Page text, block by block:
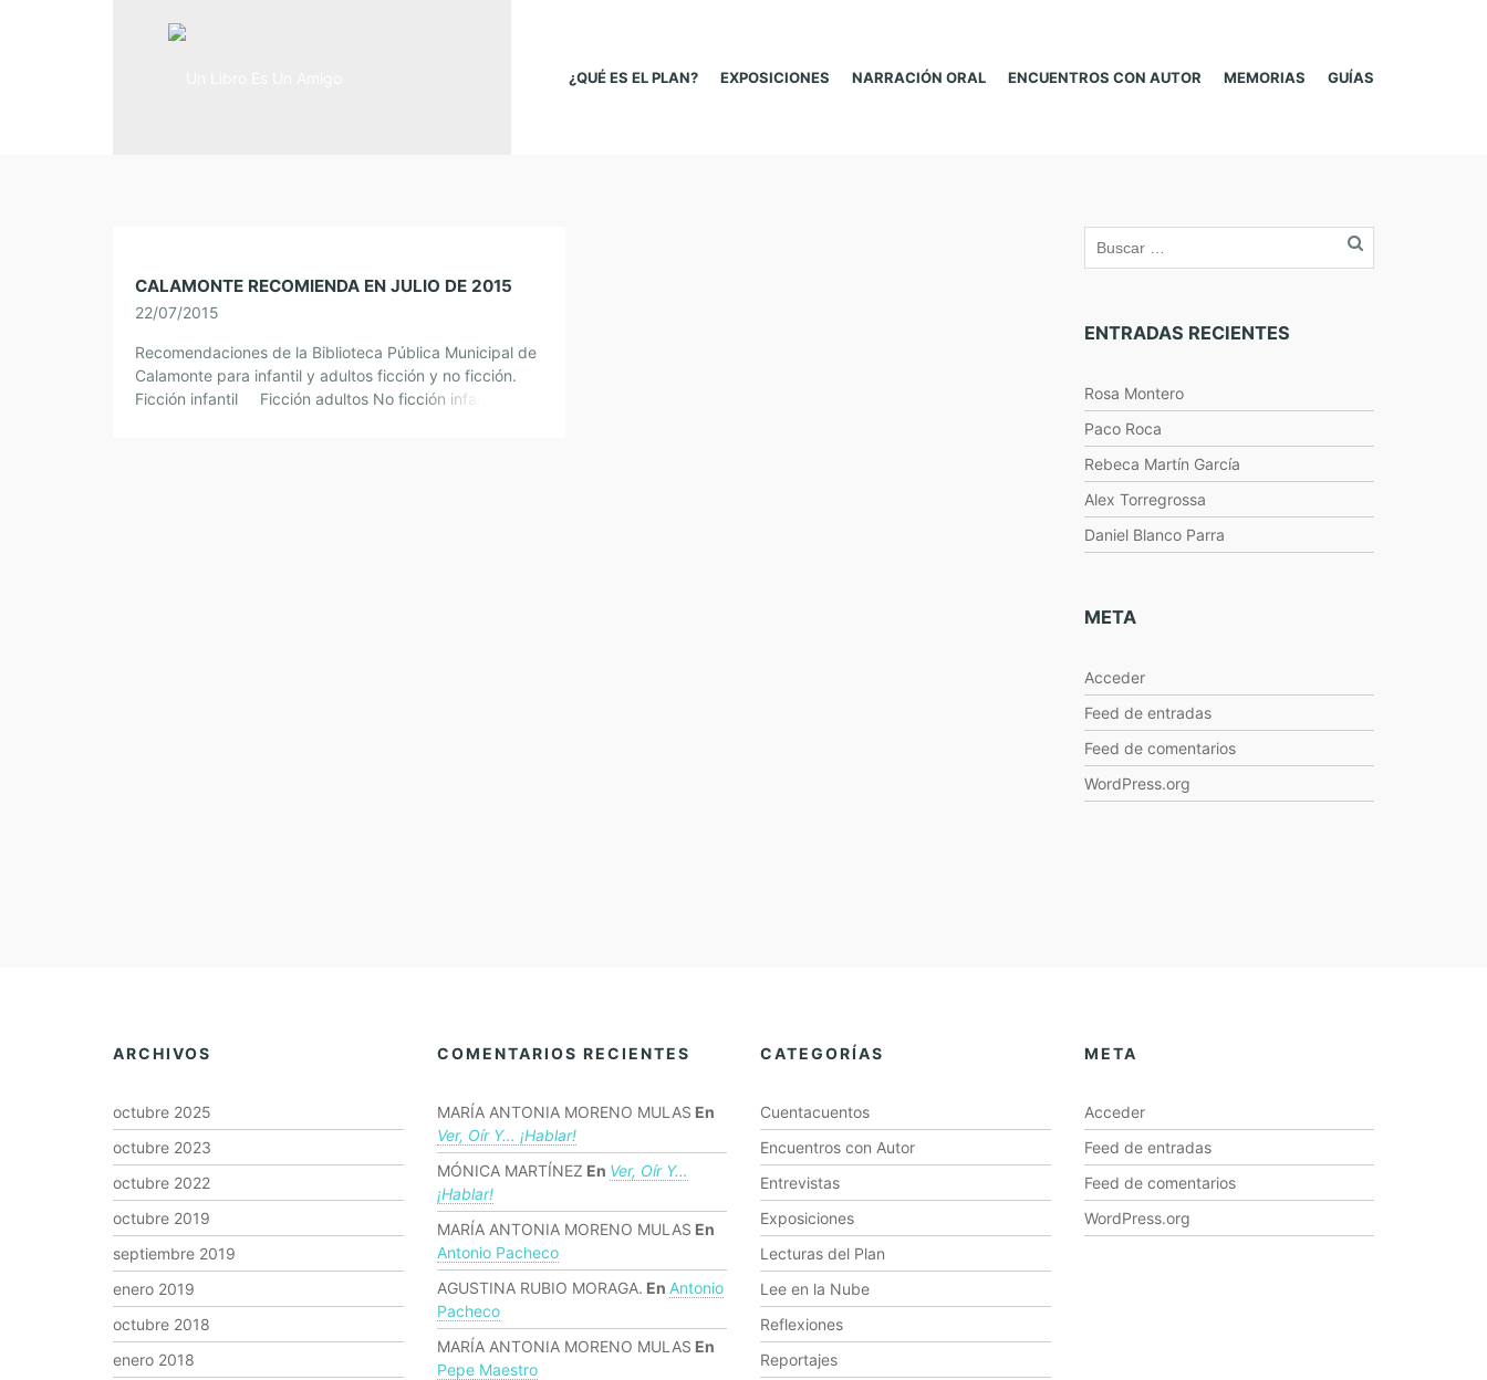
¿QUÉ ES EL PLAN? EXPOSICIONES NARRACIÓN ORAL ENCUENTROS CON AUTOR MEMORIAS GUÍAS
CALAMONTE RECOMIENDA EN JULIO DE 2015
22/07/2015
Recomendaciones de la Biblioteca Pública Municipal de
Calamonte para infantil y adultos ficción y no ficción.
Ficción infantil Ficción adultos No ficción infantil No
ENTRADAS RECIENTES
Rosa Montero
Paco Roca
Rebeca Martín García
Alex Torregrossa
Daniel Blanco Parra
META
Acceder
Feed de entradas
Feed de comentarios
WordPress.org
ARCHIVOS
octubre 2025
octubre 2023
octubre 2022
octubre 2019
septiembre 2019
enero 2019
octubre 2018
enero 2018
COMENTARIOS RECIENTES
MARÍA ANTONIA MORENO MULAS En
Ver, Oír Y… ¡hablar!
MÓNICA MARTÍNEZ En Ver, Oír Y…
¡hablar!
MARÍA ANTONIA MORENO MULAS En
Antonio Pacheco
AGUSTINA RUBIO MORAGA. En Antonio
Pacheco
MARÍA ANTONIA MORENO MULAS En
Pepe Maestro
CATEGORÍAS
Cuentacuentos
Encuentros con Autor
Entrevistas
Exposiciones
Lecturas del Plan
Lee en la Nube
Reflexiones
Reportajes
META
Acceder
Feed de entradas
Feed de comentarios
WordPress.org